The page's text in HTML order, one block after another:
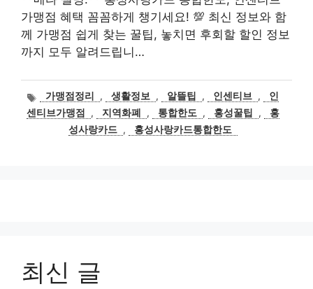
가맹점 혜택 꼼꼼하게 챙기세요! 💯 최신 정보와 함
께 가맹점 쉽게 찾는 꿀팁, 놓치면 후회할 할인 정보
까지 모두 알려드립니…
태
그
가맹점정리 , 생활정보 , 알뜰팁 , 인센티브 ,
인
센티브가맹점
, 지역화폐 , 통합한도 , 홍성꿀팁 ,
홍
성사랑카드 , 홍성사랑카드통합한도
최신 글